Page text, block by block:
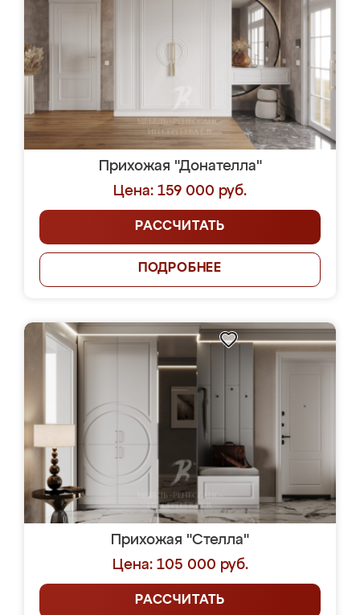
Прихожая "Донателла"
Цена: 159 000 руб.
РАССЧИТАТЬ
ПОДРОБНЕЕ
Прихожая "Стелла"
Цена: 105 000 руб.
РАССЧИТАТЬ